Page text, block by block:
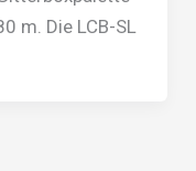
m. Die LCB-SL